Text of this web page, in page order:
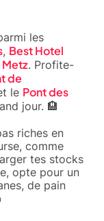
les
, Best Hotel
Metz. Profite-
de
le Pont des
jour. 🏨
riches en
comme
tes stocks
opte pour un
de pain